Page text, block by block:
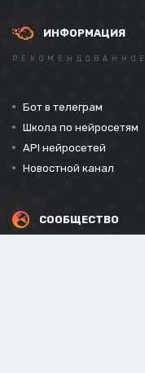
ИНФОРМАЦИЯ
РЕКОМЕНДОВАННОЕ
Бот в телеграм
Школа по нейросетям
API нейросетей
Новостной канал
СООБЩЕСТВО